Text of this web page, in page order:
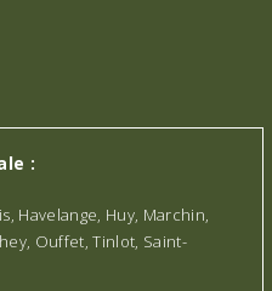
:
Havelange, Huy, Marchin,
Ouffet, Tinlot, Saint-